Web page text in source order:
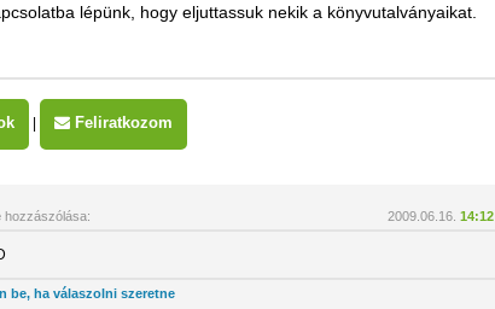
lépünk, hogy eljuttassuk nekik a könyvutalványaikat.
| Feliratkozom
hozzászólása: 2009.06.16. 14:12
be, ha válaszolni szeretne